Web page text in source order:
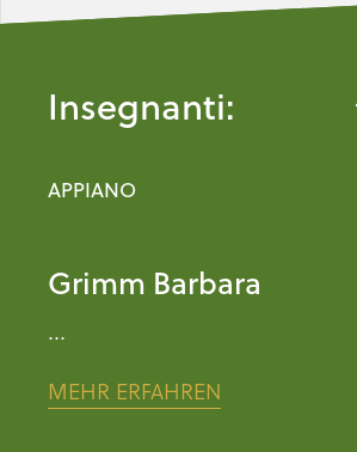
Insegnanti:
APPIANO CALDARO TERLANO